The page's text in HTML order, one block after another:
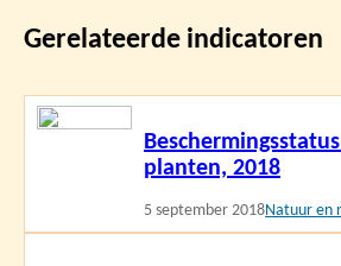
Gerelateerde indicatoren
planten, 2018
5 september 2018Natuur en
Lees